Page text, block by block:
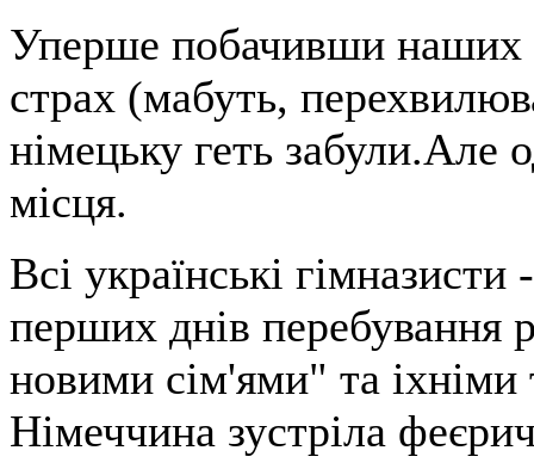
Уперше побачивши наших
страх (мабуть,
німецьку геть забули.Але
місця.
Всі українські
перших днiв перебування
новими сім'ями" та iхнiми
Німеччина зустріла